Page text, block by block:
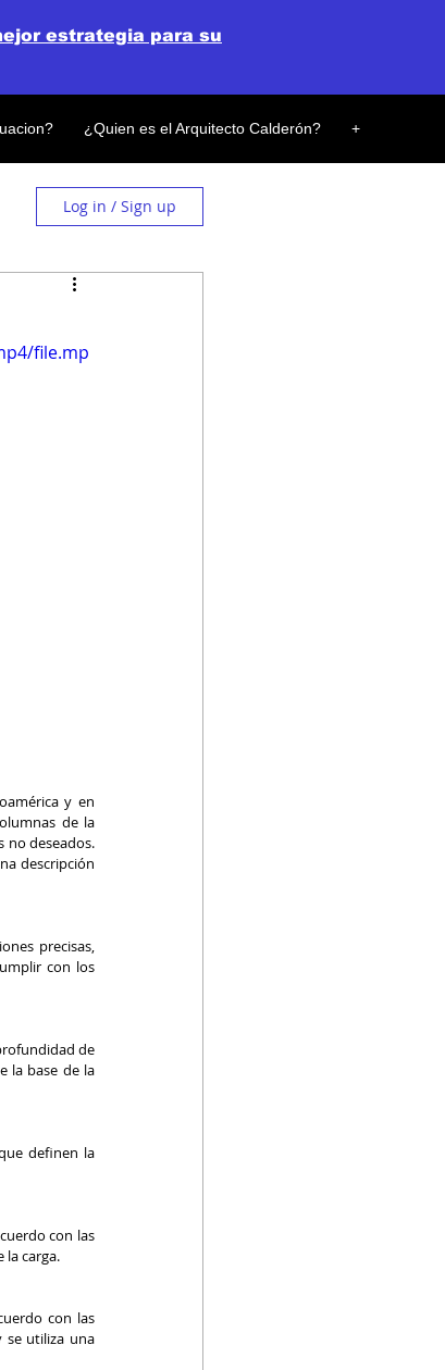
¿Quien es el Arquitecto Calderón? +
estrategia para su
Log in / Sign up
file.mp
y en
de la
no deseados.
descripción
precisas,
con los
de
la base de la
definen la
con las
la carga.
con las
se utiliza una